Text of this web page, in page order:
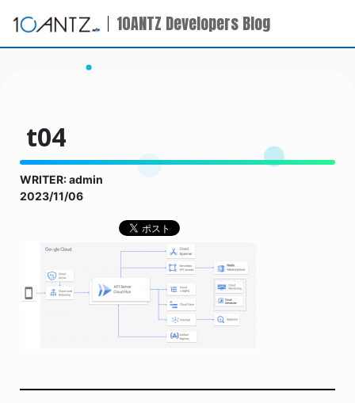
10ANTZ Developers Blog
t04
WRITER: admin
2023/11/06